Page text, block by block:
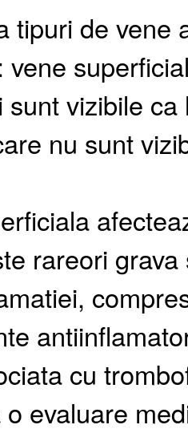
tipuri de
vene
sunt vizibile
nu sunt
rareori
cu
evaluare